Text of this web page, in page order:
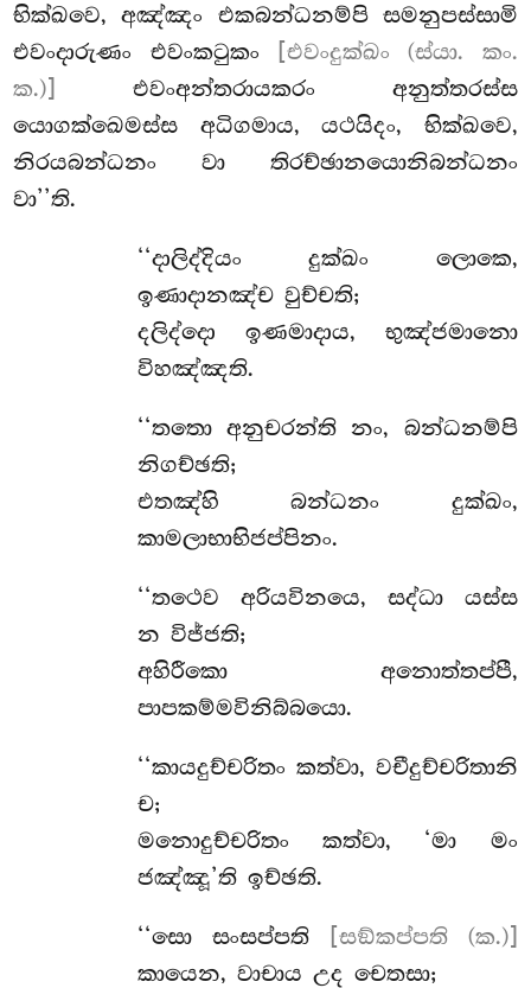
භික්ඛවෙ, අඤ්ඤං එකබන්ධනම්පි සමනුපස්සාමි
එවංදාරුණං එවංකටුකං
[එවංදුක්ඛං (ස්යා. කං.
ක.)]
එවංඅන්තරායකරං අනුත්තරස්ස
යොගක්ඛෙමස්ස අධිගමාය, යථයිදං, භික්ඛවෙ,
නිරයබන්ධනං වා තිරච්ඡානයොනිබන්ධනං
වා’’ති.
‘‘දාලිද්දියං දුක්ඛං ලොකෙ,
ඉණාදානඤ්ච වුච්චති;
දලිද්දො ඉණමාදාය, භුඤ්ජමානො
විහඤ්ඤති.
‘‘තතො අනුචරන්ති නං, බන්ධනම්පි
නිගච්ඡති;
එතඤ්හි බන්ධනං දුක්ඛං,
කාමලාභාභිජප්පිනං.
‘‘තථෙව අරියවිනයෙ, සද්ධා යස්ස
න විජ්ජති;
අහිරීකො අනොත්තප්පී,
පාපකම්මවිනිබ්බයො.
‘‘කායදුච්චරිතං කත්වා, වචීදුච්චරිතානි
ච;
මනොදුච්චරිතං කත්වා, ‘මා මං
ජඤ්ඤූ’ති ඉච්ඡති.
‘‘සො සංසප්පති
[සඞ්කප්පති (ක.)]
කායෙන, වාචාය උද චෙතසා;